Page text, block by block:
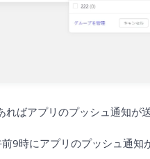
ばアプリのプッシュ通知が送
9時にアプリのプッシュ通知